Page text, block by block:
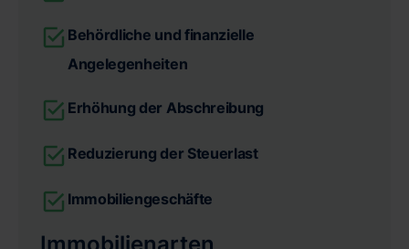
Behördliche und finanzielle
Angelegenheiten
Erhöhung der Abschreibung
Reduzierung der Steuerlast
Immobiliengeschäfte